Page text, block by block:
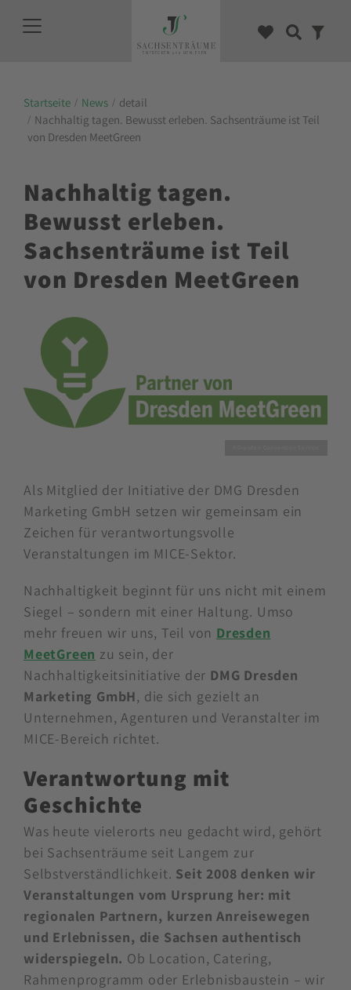
Startseite News
detail
Nachhaltig tagen. Bewusst erleben. Sachsenträume ist Teil
von Dresden MeetGreen
Nachhaltig tagen.
Bewusst erleben.
Sachsenträume ist Teil
von Dresden MeetGreen
Als Mitglied der Initiative der DMG Dresden
Marketing GmbH setzen wir gemeinsam ein
Zeichen für verantwortungsvolle
Veranstaltungen im MICE-Sektor.
Nachhaltigkeit beginnt für uns nicht mit einem
Siegel – sondern mit einer Haltung. Umso
mehr freuen wir uns, Teil von Dresden
MeetGreen zu sein, der
Nachhaltigkeitsinitiative der DMG Dresden
Marketing GmbH, die sich gezielt an
Unternehmen, Agenturen und Veranstalter im
MICE-Bereich richtet.
Verantwortung mit
Geschichte
Was heute vielerorts neu gedacht wird, gehört
bei Sachsenträume seit Langem zur
Selbstverständlichkeit. Seit 2008 denken wir
Veranstaltungen vom Ursprung her: mit
regionalen Partnern, kurzen Anreisewegen
und Erlebnissen, die Sachsen authentisch
widerspiegeln. Ob Location, Catering,
Rahmenprogramm oder Erlebnisbaustein – wir